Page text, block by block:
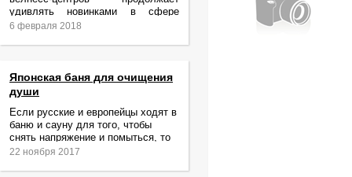
удивлять новинками в сфере
релаксации и ухода за телом.
6 февраля 2018
Японская баня для очищения
души
Если русские и европейцы ходят в
баню и сауну для того, чтобы
снять напряжение и помыться, то
жители Японии идут туда за
22 ноября 2017